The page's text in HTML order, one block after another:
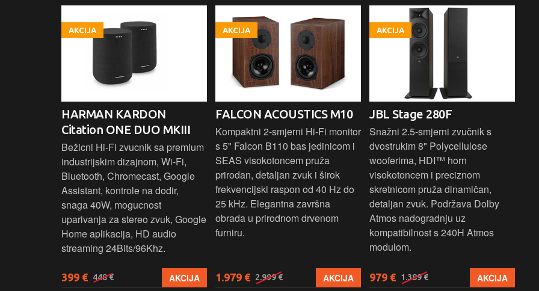
AKCIJA
HARMAN KARDON
Citation ONE DUO MKIII
Bežicni Hi-Fi zvucnik sa premium
industrijskim dizajnom, Wi-Fi,
Bluetooth, Chromecast, Google
Assistant, kontrole na dodir,
snaga 40W, mogucnost
uparivanja za stereo zvuk, Google
Home aplikacija, HD audio
streaming 24Bits/96Khz.
399 € 448 € AKCIJA
AKCIJA
FALCON ACOUSTICS M10
Kompaktni 2-smjerni Hi-Fi monitor
s 5" Falcon B110 bas jedinicom i
SEAS visokotoncem pruža
prirodan, detaljan zvuk i širok
frekvencijski raspon od 40 Hz do
25 kHz. Elegantna završna
obrada u prirodnom drvenom
furniru.
1.979 € 2.999 € AKCIJA
AKCIJA
JBL Stage 280F
Snažni 2.5-smjerni zvučnik s
dvostrukim 8" Polycellulose
wooferima, HDI™ horn
visokotoncem i preciznom
skretnicom pruža dinamičan,
detaljan zvuk. Podržava Dolby
Atmos nadogradnju uz
kompatibilnost s 240H Atmos
modulom.
979 € 1.389 € AKCIJA